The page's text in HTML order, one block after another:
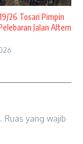
26 Tosari Pimpin
Jalan Altern
Ruas yang wajib